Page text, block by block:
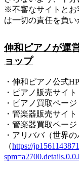
※不審なサイトとお
は一切の責任を負い
伸和ピアノが運
ョップ
・伸和ピアノ公式
・ピアノ販売サイ
・ピアノ買取ペー
・管楽器販売サイ
・管楽器買取ペー
・アリババ（世界
（https://